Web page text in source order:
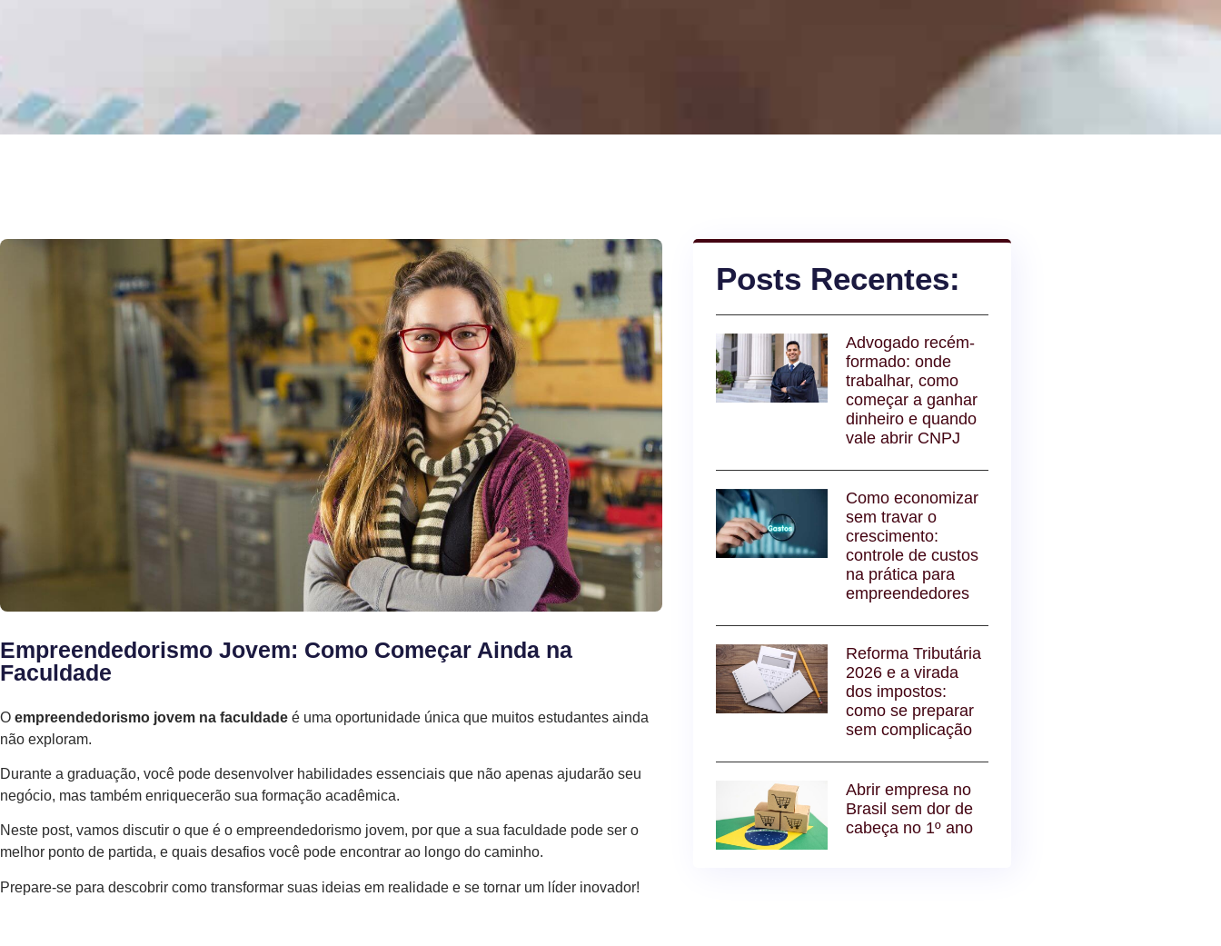
Empreendedorismo Jovem: Como Começar Ainda na
Faculdade
O empreendedorismo jovem na faculdade é uma oportunidade única que muitos estudantes ainda
não exploram.
Durante a graduação, você pode desenvolver habilidades essenciais que não apenas ajudarão seu
negócio, mas também enriquecerão sua formação acadêmica.
Neste post, vamos discutir o que é o empreendedorismo jovem, por que a sua faculdade pode ser o
melhor ponto de partida, e quais desafios você pode encontrar ao longo do caminho.
Prepare-se para descobrir como transformar suas ideias em realidade e se tornar um líder inovador!
Posts Recentes:
Advogado recém-
formado: onde
trabalhar, como
começar a ganhar
dinheiro e quando
vale abrir CNPJ
Como economizar
sem travar o
crescimento:
controle de custos
na prática para
empreendedores
Reforma Tributária
2026 e a virada
dos impostos:
como se preparar
sem complicação
Abrir empresa no
Brasil sem dor de
cabeça no 1º ano